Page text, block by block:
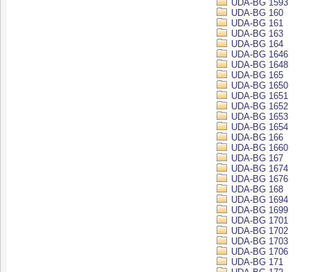
UDA-BG 1593
UDA-BG 160
UDA-BG 161
UDA-BG 163
UDA-BG 164
UDA-BG 1646
UDA-BG 1648
UDA-BG 165
UDA-BG 1650
UDA-BG 1651
UDA-BG 1652
UDA-BG 1653
UDA-BG 1654
UDA-BG 166
UDA-BG 1660
UDA-BG 167
UDA-BG 1674
UDA-BG 1676
UDA-BG 168
UDA-BG 1694
UDA-BG 1699
UDA-BG 1701
UDA-BG 1702
UDA-BG 1703
UDA-BG 1706
UDA-BG 171